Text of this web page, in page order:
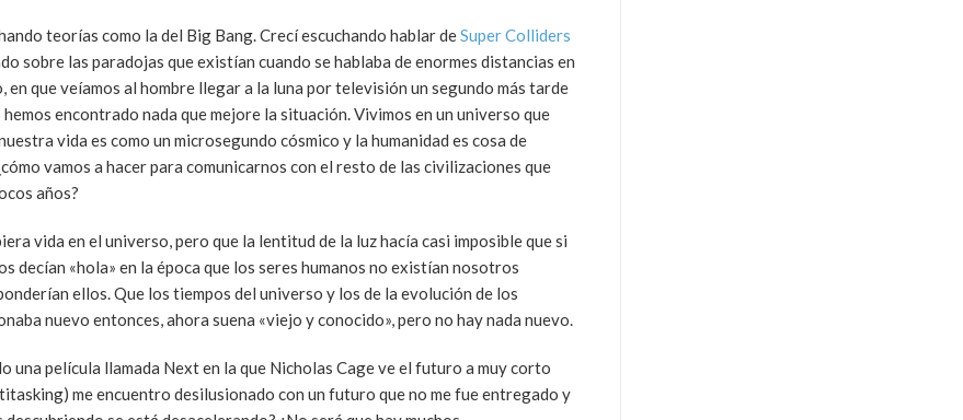
teorías como la del Big Bang. Crecí escuchando hablar deSuper Colliders
sobre las paradojas que existían cuando se hablaba de enormes distancias en
que veíamos al hombre llegar a la luna por televisión un segundo más tarde
encontrado nada que mejore la situación. Vivimos en un universo que
vida es como un microsegundo cósmico y la humanidad es cosa de
vamos a hacer para comunicarnos con el resto de las civilizaciones que
años?
vida en el universo, pero que la lentitud de la luz hacía casi imposible que si
decían «hola» en la época que los seres humanos no existían nosotros
ellos. Que los tiempos del universo y los de la evolución de los
nuevo entonces, ahora suena «viejo y conocido», pero no hay nada nuevo.
una película llamada Next en la que Nicholas Cage ve el futuro a muy corto
me encuentro desilusionado con un futuro que no me fue entregado y